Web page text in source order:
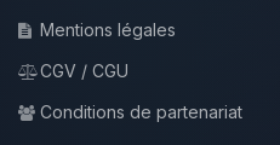
Mentions légales
CGV / CGU
Conditions de partenariat